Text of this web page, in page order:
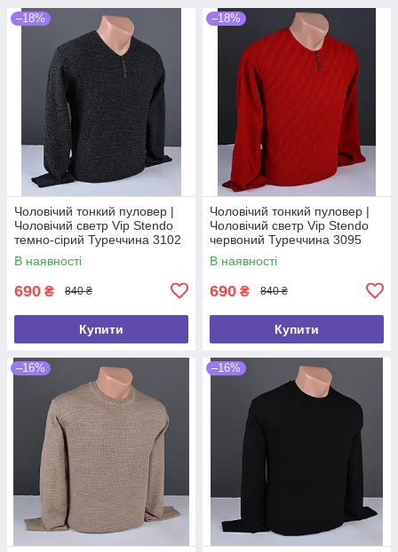
–18%
Чоловічий тонкий пуловер |
Чоловічий светр Vip Stendo
темно-сірий Туреччина 3102
В наявності
690 ₴ 840 ₴
Купити
–18%
Чоловічий тонкий пуловер |
Чоловічий светр Vip Stendo
червоний Туреччина 3095
В наявності
690 ₴ 840 ₴
Купити
–16% –16%